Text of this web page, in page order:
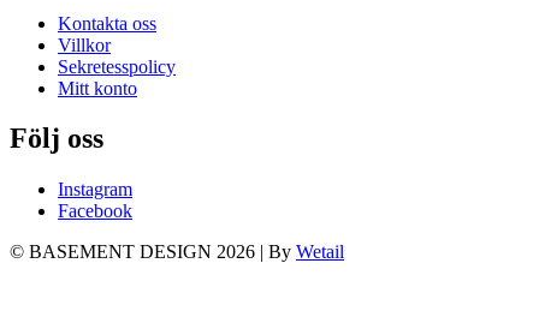
Kontakta oss
Villkor
Sekretesspolicy
Mitt konto
Följ oss
Instagram
Facebook
© BASEMENT DESIGN 2026 | By Wetail